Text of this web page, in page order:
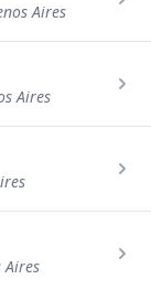
Aires
Aires
Aires